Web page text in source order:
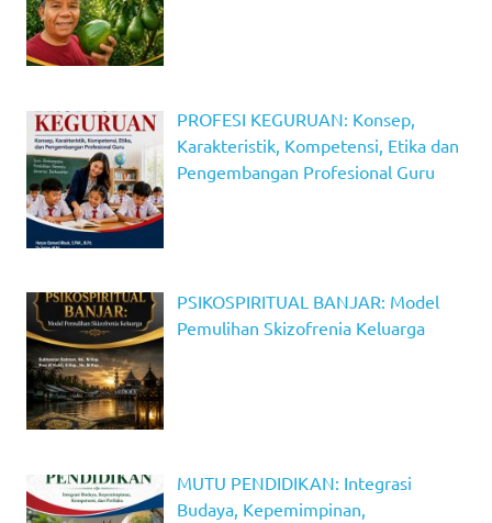
PROFESI KEGURUAN: Konsep,
Karakteristik, Kompetensi, Etika dan
Pengembangan Profesional Guru
PSIKOSPIRITUAL BANJAR: Model
Pemulihan Skizofrenia Keluarga
MUTU PENDIDIKAN: Integrasi
Budaya, Kepemimpinan,